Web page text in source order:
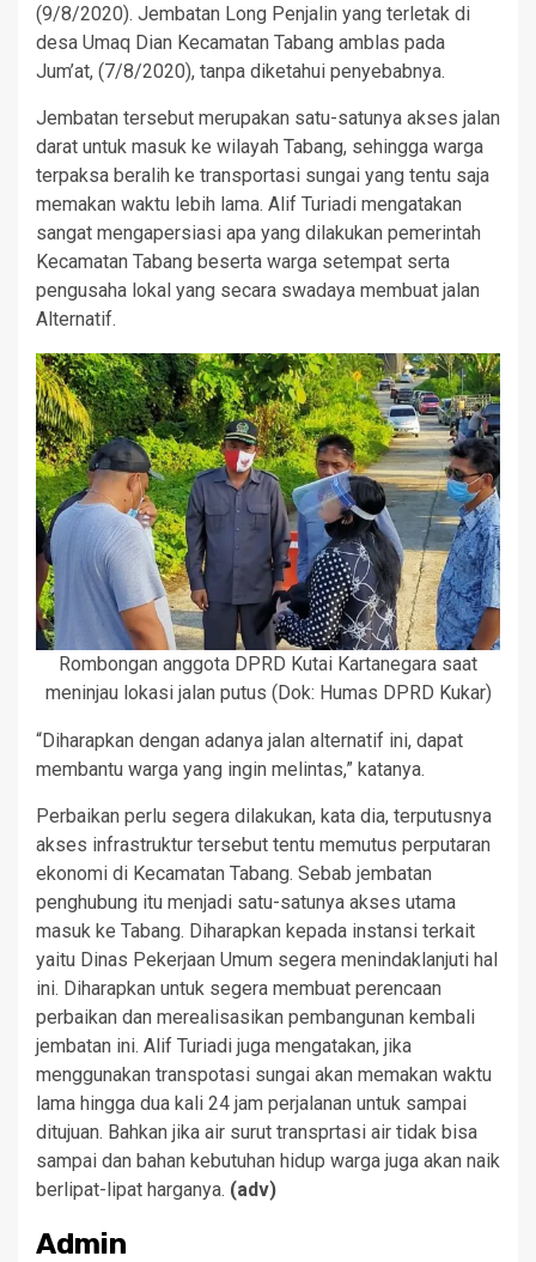
(9/8/2020). Jembatan Long Penjalin yang terletak di
desa Umaq Dian Kecamatan Tabang amblas pada
Jum’at, (7/8/2020), tanpa diketahui penyebabnya.
Jembatan tersebut merupakan satu-satunya akses jalan
darat untuk masuk ke wilayah Tabang, sehingga warga
terpaksa beralih ke transportasi sungai yang tentu saja
memakan waktu lebih lama. Alif Turiadi mengatakan
sangat mengapersiasi apa yang dilakukan pemerintah
Kecamatan Tabang beserta warga setempat serta
pengusaha lokal yang secara swadaya membuat jalan
Alternatif.
Rombongan anggota DPRD Kutai Kartanegara saat
meninjau lokasi jalan putus (Dok: Humas DPRD Kukar)
“Diharapkan dengan adanya jalan alternatif ini, dapat
membantu warga yang ingin melintas,” katanya.
Perbaikan perlu segera dilakukan, kata dia, terputusnya
akses infrastruktur tersebut tentu memutus perputaran
ekonomi di Kecamatan Tabang. Sebab jembatan
penghubung itu menjadi satu-satunya akses utama
masuk ke Tabang. Diharapkan kepada instansi terkait
yaitu Dinas Pekerjaan Umum segera menindaklanjuti hal
ini. Diharapkan untuk segera membuat perencaan
perbaikan dan merealisasikan pembangunan kembali
jembatan ini. Alif Turiadi juga mengatakan, jika
menggunakan transpotasi sungai akan memakan waktu
lama hingga dua kali 24 jam perjalanan untuk sampai
ditujuan. Bahkan jika air surut transprtasi air tidak bisa
sampai dan bahan kebutuhan hidup warga juga akan naik
berlipat-lipat harganya. (adv)
Admin